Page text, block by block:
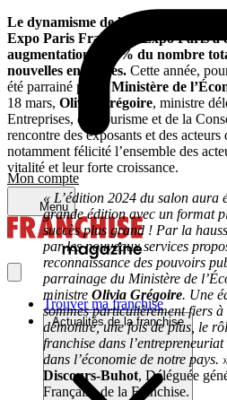
Mon compte
Menu
Trouver ma franchise
Actualités de la franchise
Le dynamisme de la franchise
Expo Paris Franchise Expo Paris a
augmentation de 6% du nombre
nouvelles enseignes. Cette année,
été parrainé par leMinistère de
18 mars, Olivia Grégoire, ministre
Entreprises, du Tourisme et de la
rencontre des exposants et des
notamment félicité l’ensemble des
vitalité et leur forte croissance.
« L’édition 2024 du salon aura
grande édition avec un format
succès plus grand ! Par la
par les nouveaux services
reconnaissance des pouvoirs
parrainage du Ministère de
ministre Olivia Grégoire. Une
sommes particulièrement fiers
démontre, une fois de plus, le
franchise dans
dans l’économie de notre pays.
Discours-Buhot, Déléguée
Française de la Franchise.